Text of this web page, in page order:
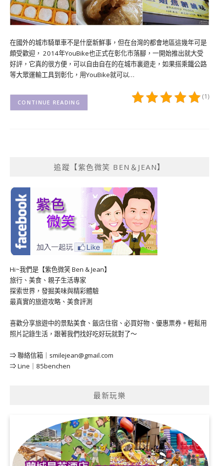
在國外的城市騎單車不是什麼新鮮事，但在台灣的都會地區這幾年可是
頗受歡迎， 2014年YouBike也正式在彰化市落腳，一開始推出就大受
好評，它真的很方便，可以自由自在的在城市裏遊走，如果搭乘鐵公路
等大眾運輸工具到彰化，用YouBike就可以…
(1)
CONTINUE READING
追蹤【紫色微笑 BEN＆JEAN】
Hi~我們是【紫色微笑 Ben & Jean】
旅行、美食、親子生活專家
探索世界，發掘美味與精彩體驗
最真實的旅遊攻略、美食評測
喜歡分享旅遊中的景點美食、飯店住宿、必買好物、優惠票券。輕鬆用
照片記錄生活，跟著我們找好吃好玩就對了～
⇒ 聯絡信箱｜ smilejean@gmail.com
⇒ Line｜85benchen
最新玩樂